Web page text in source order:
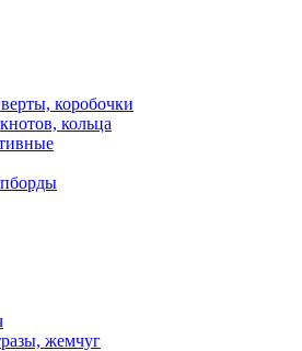
коробочки
кольца
жемчуг